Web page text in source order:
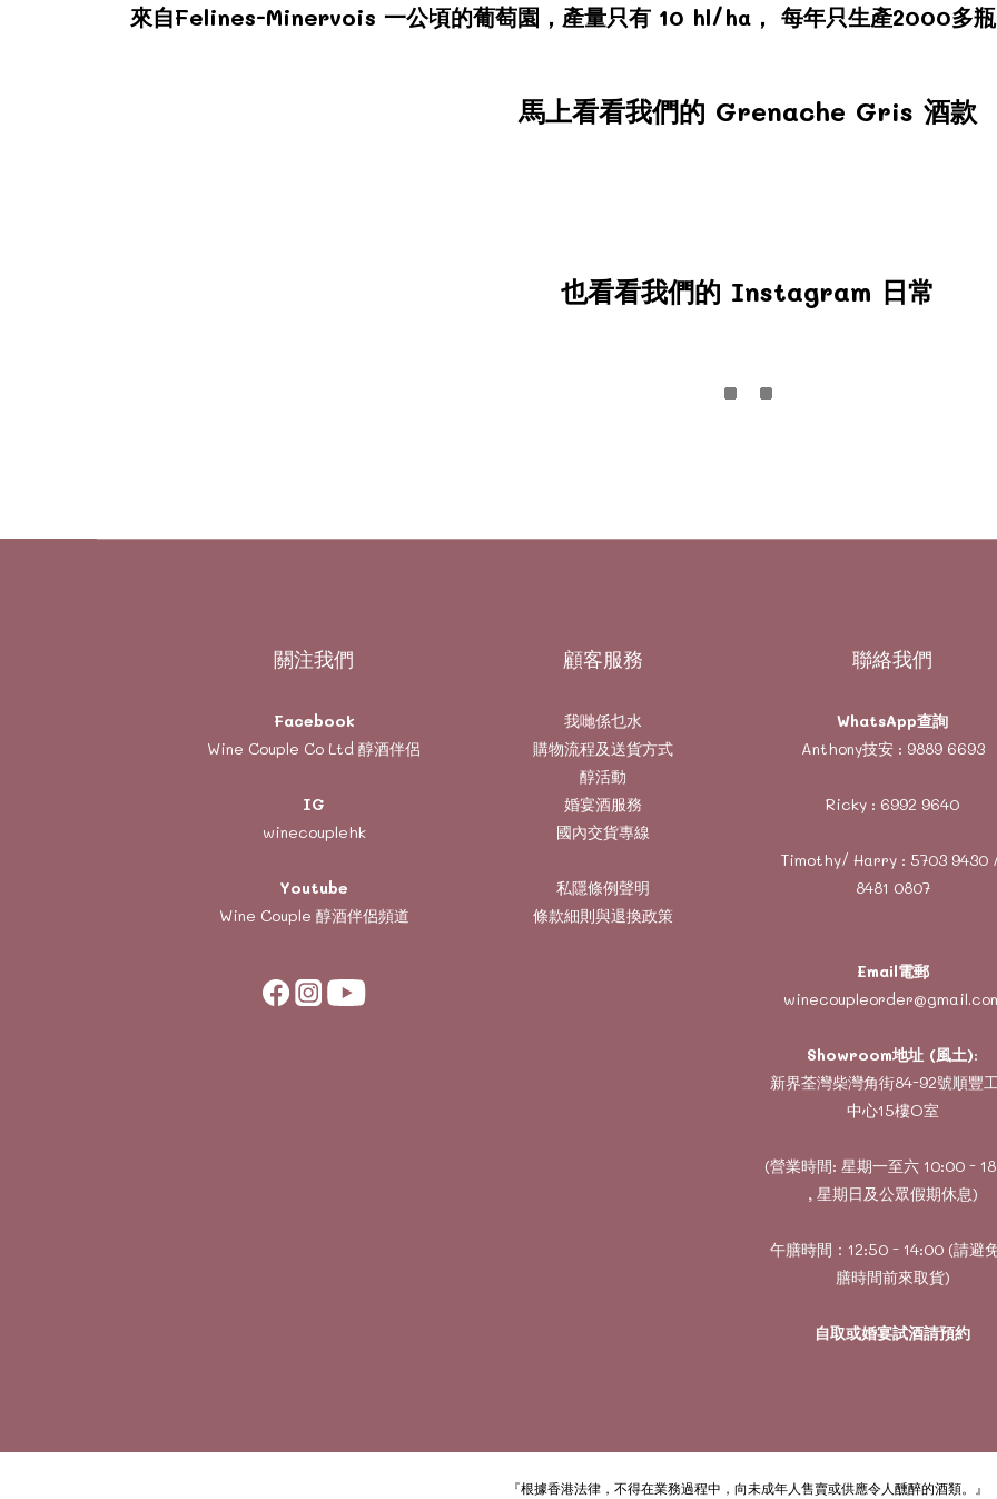
來自Felines-Minervois 一公頃的葡萄園，產量只有 10 hl/ha， 每年只生產2000多瓶
馬上看看我們的 Grenache Gris 酒款
也看看我們的 Instagram 日常
關注我們
Facebook
Wine Couple Co Ltd 醇酒伴侶
IG
winecouplehk
Youtube
Wine Couple 醇酒伴侶頻道
顧客服務
我哋係乜水
購物流程及送貨方式
醇活動
婚宴酒服務
國內交貨專線
私隱條例聲明
條款細則與退換政策
聯絡我們
WhatsApp查詢
Anthony技安 : 9889 6693
Ricky : 6992 9640
Timothy/ Harry : 5703 9430
8481 0807
Email電郵
Showroom地址 (風土):
新界荃灣柴灣角街84-92號順豐
中心15樓O室
(營業時間: 星期一至六 10:00 -
, 星期日及公眾假期休息)
午膳時間：12:50 - 14:00 (請避
膳時間前來取貨)
自取或婚宴試酒請預約
『根據香港法律，不得在業務過程中，向未成年人售賣或供應令人醺醉的酒類。』